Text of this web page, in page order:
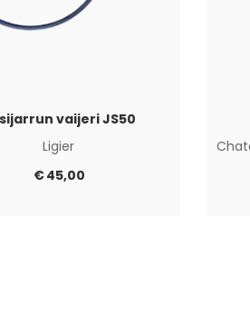
vaijeri JS50
Ligier
€45,00